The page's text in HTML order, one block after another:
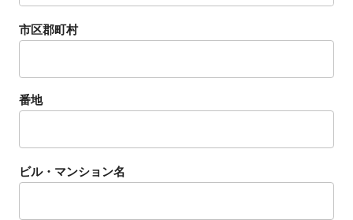
市区郡町村
番地
ビル・マンション名